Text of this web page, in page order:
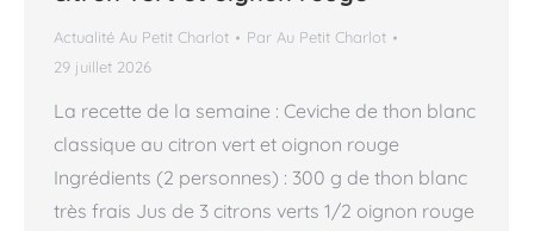
Actualité Au Petit Charlot Par Au Petit Charlot
29 juillet 2026
La recette de la semaine : Ceviche de thon blanc
classique au citron vert et oignon rouge
Ingrédients (2 personnes) : 300 g de thon blanc
très frais Jus de 3 citrons verts 1/2 oignon rouge